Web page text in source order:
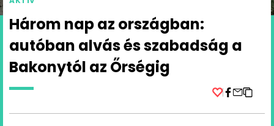
Három nap az országban:
autóban alvás és szabadság a
Bakonytól az Őrségig